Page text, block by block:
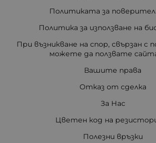
Политиката за
Политика за използване на
При възникване на спор, свързан с
можете да ползвате
Вашите права
Отказ от сделка
За Нас
Цветен код на
Полезни връзки